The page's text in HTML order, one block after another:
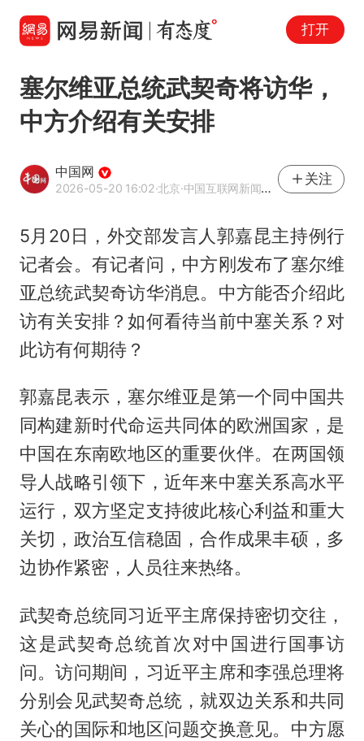
打开
塞尔维亚总统武契奇将访华，
中方介绍有关安排
中国网
2026-05-20 16:02·北京·中国互联网新闻中心（中国网）官方网易号
关注
5月20日，外交部发言人郭嘉昆主持例行
记者会。有记者问，中方刚发布了塞尔维
亚总统武契奇访华消息。中方能否介绍此
访有关安排？如何看待当前中塞关系？对
此访有何期待？
郭嘉昆表示，塞尔维亚是第一个同中国共
同构建新时代命运共同体的欧洲国家，是
中国在东南欧地区的重要伙伴。在两国领
导人战略引领下，近年来中塞关系高水平
运行，双方坚定支持彼此核心利益和重大
关切，政治互信稳固，合作成果丰硕，多
边协作紧密，人员往来热络。
武契奇总统同习近平主席保持密切交往，
这是武契奇总统首次对中国进行国事访
问。访问期间，习近平主席和李强总理将
分别会见武契奇总统，就双边关系和共同
关心的国际和地区问题交换意见。中方愿